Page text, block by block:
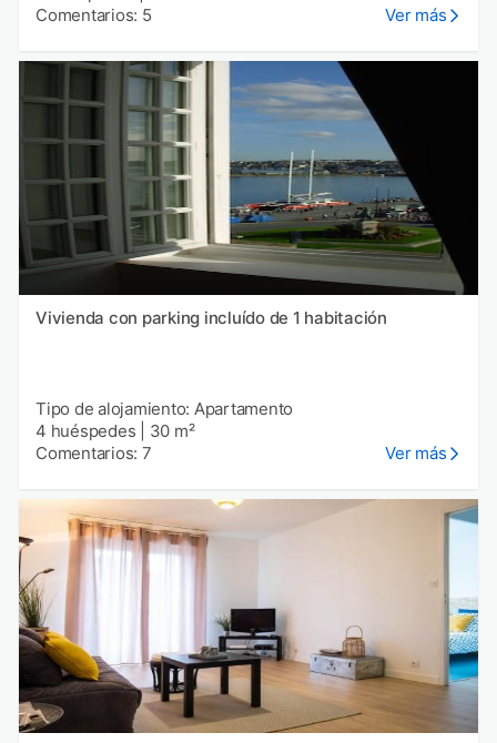
Comentarios: 5
Ver más
Vivienda con parking incluído de 1 habitación
Tipo de alojamiento: Apartamento
4 huéspedes
30 m²
Comentarios: 7
Ver más